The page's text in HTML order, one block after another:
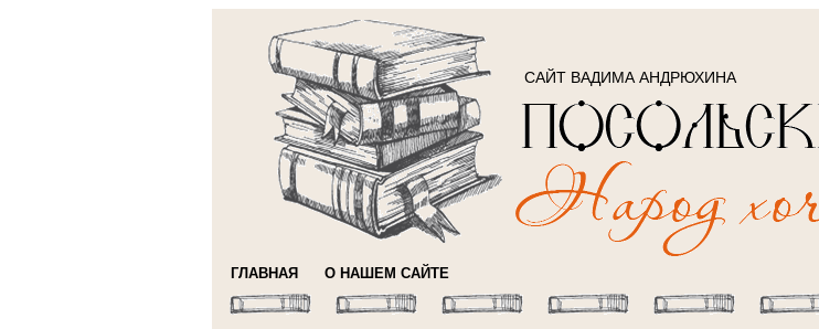
САЙТ ВАДИМА АНДРЮХИНА
ГЛАВНАЯ О НАШЕМ САЙТЕ